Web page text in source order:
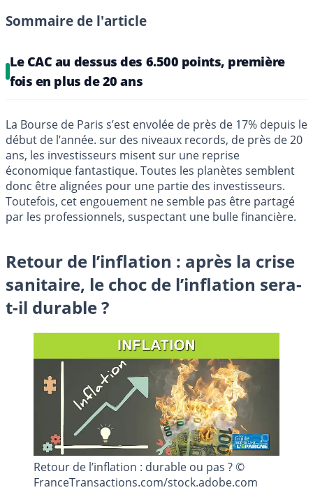
Sommaire de l'article
Le CAC au dessus des 6.500 points, première
fois en plus de 20 ans
La Bourse de Paris s’est envolée de près de 17% depuis le
début de l’année. sur des niveaux records, de près de 20
ans, les investisseurs misent sur une reprise
économique fantastique. Toutes les planètes semblent
donc être alignées pour une partie des investisseurs.
Toutefois, cet engouement ne semble pas être partagé
par les professionnels, suspectant une bulle financière.
Retour de l’inflation : après la crise
sanitaire, le choc de l’inflation sera-
t-il durable ?
Retour de l’inflation : durable ou pas ? ©
FranceTransactions.com/stock.adobe.com